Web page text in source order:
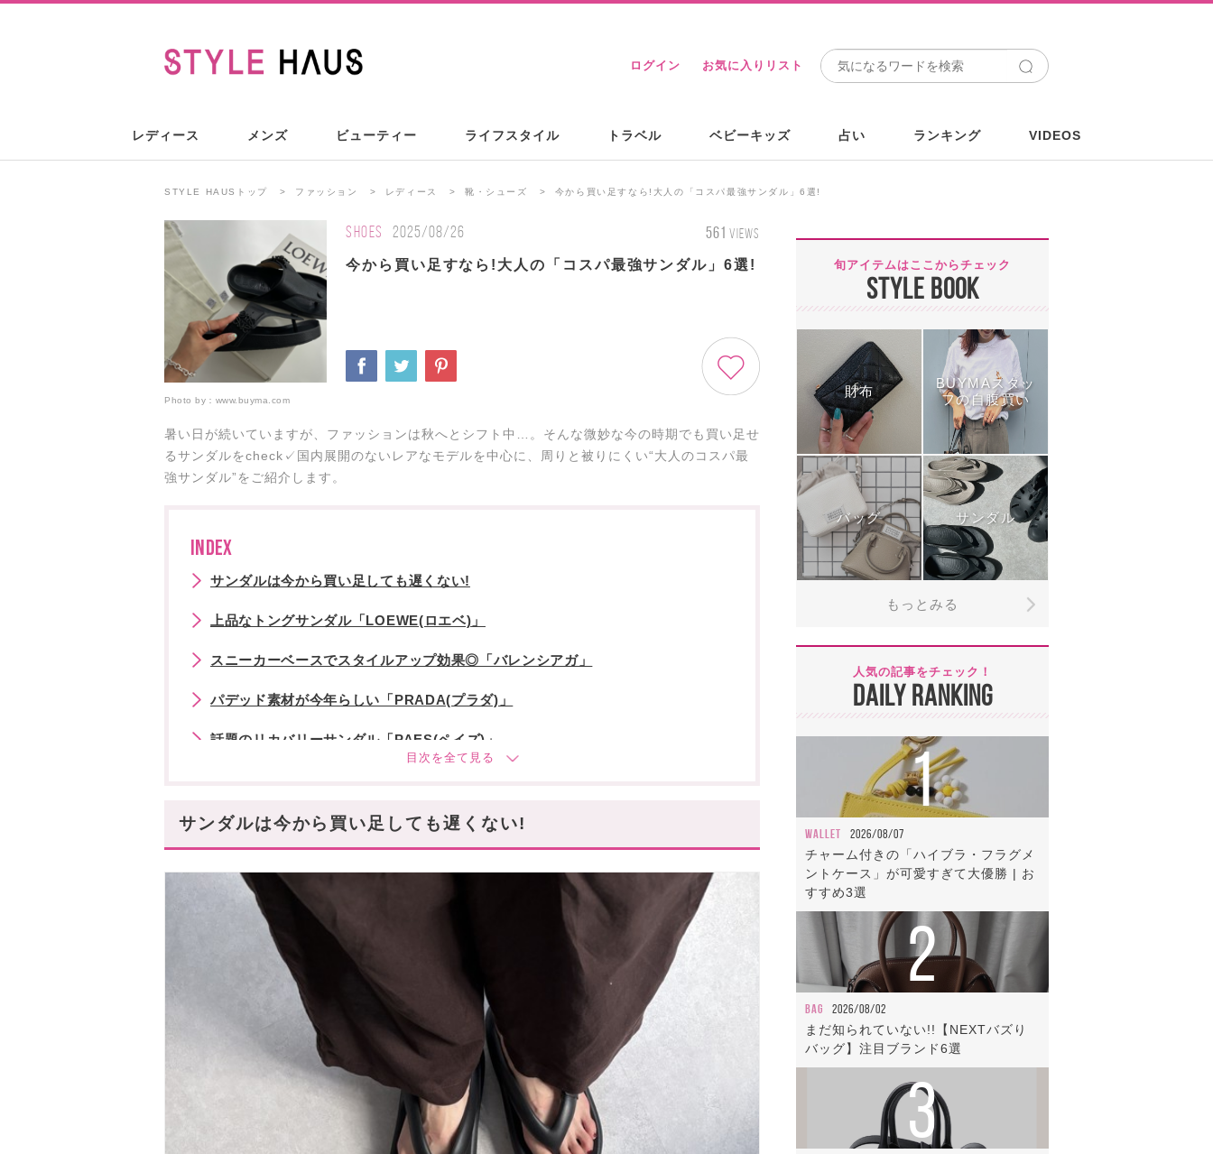
ログイン お気に入りリスト
レディース メンズ ビューティー ライフスタイル トラベル ベビーキッズ 占い ランキング VIDEOS
STYLE HAUSトップ ファッション レディース 靴・シューズ 今から買い足すなら!大人の「コスパ最強サンダル」6選!
SHOES 2025/08/26 561 VIEWS
今から買い足すなら!大人の「コスパ最強サンダル」6選!
Photo by： www.buyma.com
暑い日が続いていますが、ファッションは秋へとシフト中…。そんな微妙な今の時期でも買い足せ
るサンダルをcheck✓国内展開のないレアなモデルを中心に、周りと被りにくい“大人のコスパ最
強サンダル”をご紹介します。
INDEX
サンダルは今から買い足しても遅くない!
上品なトングサンダル「LOEWE(ロエベ)」
スニーカーベースでスタイルアップ効果◎「バレンシアガ」
パデッド素材が今年らしい「PRADA(プラダ)」
話題のリカバリーサンダル「PAES(ペイズ)」
リボンディティールがガーリーな「uni's room」
サンダルは今から買い足しても遅くない!
旬アイテムはここからチェック
STYLE BOOK
財布
BUYMAスタッ
フの自腹買い
バッグ サンダル
もっとみる
人気の記事をチェック！
DAILY RANKING
1
WALLET 2026/08/07
チャーム付きの「ハイブラ・フラグメ
ントケース」が可愛すぎて大優勝 | お
すすめ3選
2
BAG 2026/08/02
まだ知られていない!!【NEXTバズり
バッグ】注目ブランド6選
3